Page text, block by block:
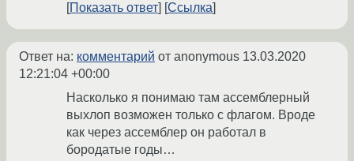
Показать ответ
Ссылка
Ответ на: комментарий от anonymous 13.03.2020
12:21:04 +00:00
Насколько я понимаю там ассемблерный
выхлоп возможен только с флагом. Вроде
как через ассемблер он работал в
бородатые годы…